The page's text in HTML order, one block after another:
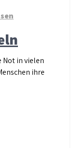
Not in vielen
ihre